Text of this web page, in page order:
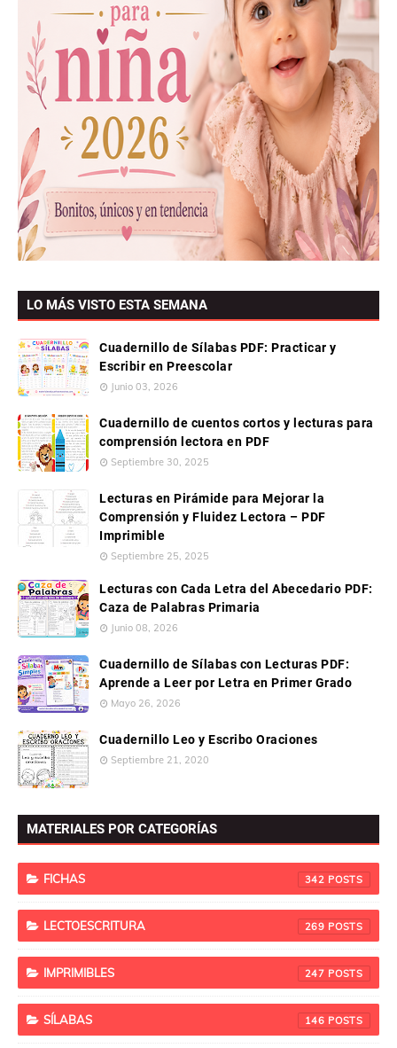
LO MÁS VISTO ESTA SEMANA
Cuadernillo de Sílabas PDF: Practicar y
Escribir en Preescolar
Junio 03, 2026
Cuadernillo de cuentos cortos y lecturas para
comprensión lectora en PDF
Septiembre 30, 2025
Lecturas en Pirámide para Mejorar la
Comprensión y Fluidez Lectora – PDF
Imprimible
Septiembre 25, 2025
Lecturas con Cada Letra del Abecedario PDF:
Caza de Palabras Primaria
Junio 08, 2026
Cuadernillo de Sílabas con Lecturas PDF:
Aprende a Leer por Letra en Primer Grado
Mayo 26, 2026
Cuadernillo Leo y Escribo Oraciones
Septiembre 21, 2020
MATERIALES POR CATEGORÍAS
FICHAS 342
LECTOESCRITURA 269
IMPRIMIBLES 247
SÍLABAS 146